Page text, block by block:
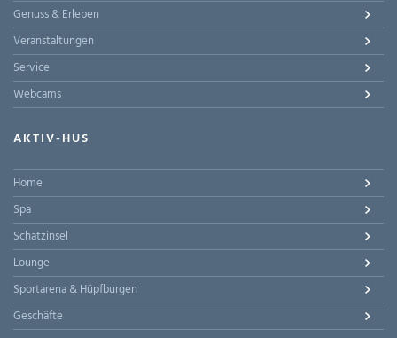
Genuss & Erleben
Veranstaltungen
Service
Webcams
AKTIV-HUS
Home
Spa
Schatzinsel
Lounge
Sportarena & Hüpfburgen
Geschäfte